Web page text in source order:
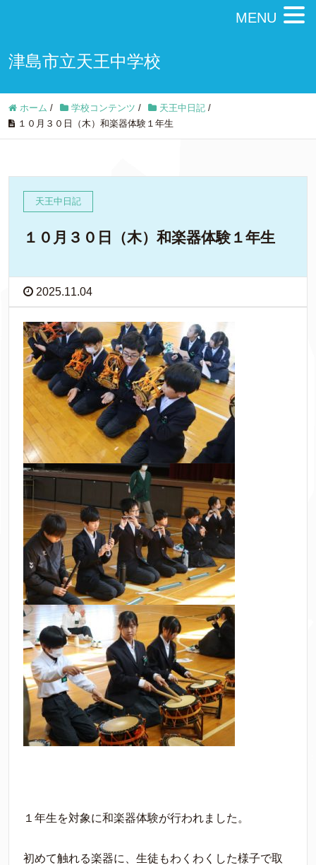
津島市立天王中学校
ホーム / 学校コンテンツ / 天王中日記 /
１０月３０日（木）和楽器体験１年生
天王中日記
１０月３０日（木）和楽器体験１年生
2025.11.04
１年生を対象に和楽器体験が行われました。
初めて触れる楽器に、生徒もわくわくした様子で取
MENU